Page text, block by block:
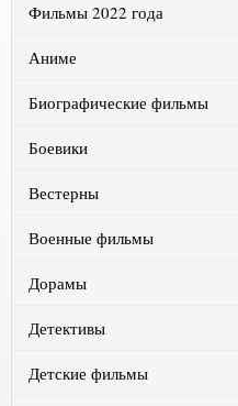
Фильмы 2022 года
Аниме
Биографические фильмы
Боевики
Вестерны
Военные фильмы
Дорамы
Детективы
Детские фильмы